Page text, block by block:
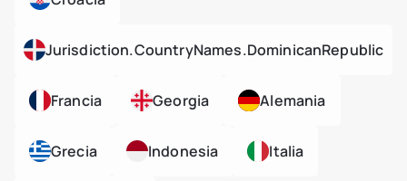
Jurisdiction.countryNames.dominicanRepublic
Francia Georgia Alemania
Grecia Indonesia Italia